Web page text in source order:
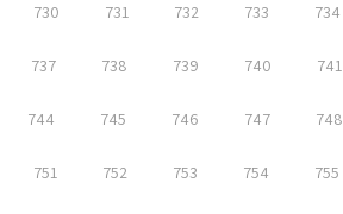
730 731 732 733 734
737 738 739 740 741
744 745 746 747 748
751 752 753 754 755